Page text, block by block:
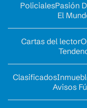
PolicialesPasión
El
Cartas del lector
Clasificados
Avisos